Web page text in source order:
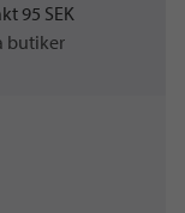
95 SEK
butiker